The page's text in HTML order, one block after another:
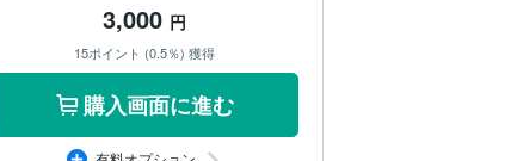
3,000 円
15ポイント (0.5％) 獲得
購入画面に進む